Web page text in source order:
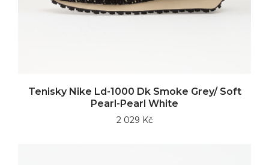
Tenisky Nike Ld-1000 Dk Smoke Grey/ Soft
Pearl-Pearl White
2 029 Kč